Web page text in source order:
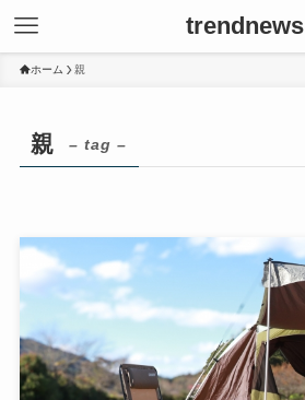
trendnews
ホーム 親
親 – tag –